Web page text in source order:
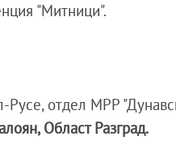
"Митници".
Русе, отдел МРР
Област Разград.